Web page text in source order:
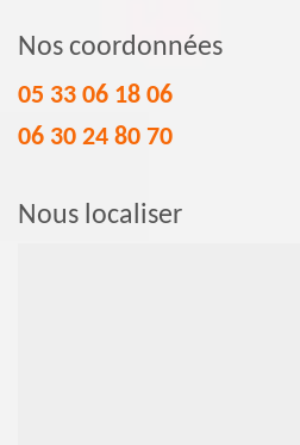
Nos coordonnées
05 33 06 18 06
06 30 24 80 70
Nous localiser